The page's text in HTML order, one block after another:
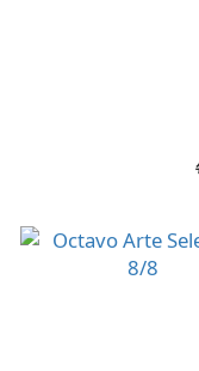
全港接近60間